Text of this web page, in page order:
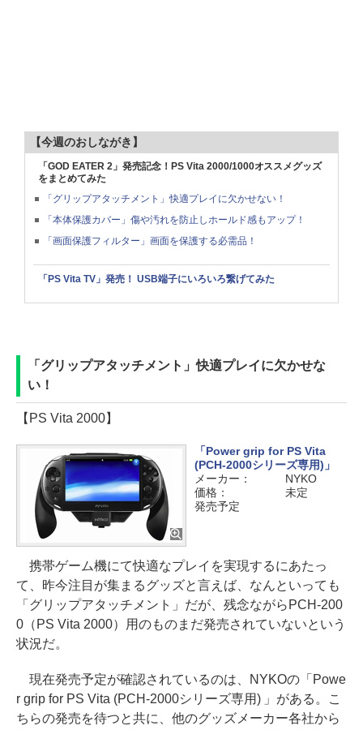
【今週のおしながき】
「GOD EATER 2」発売記念！PS Vita 2000/1000オススメグッズ
をまとめてみた
「グリップアタッチメント」快適プレイに欠かせない！
「本体保護カバー」傷や汚れを防止しホールド感もアップ！
「画面保護フィルター」画面を保護する必需品！
「PS Vita TV」発売！ USB端子にいろいろ繋げてみた
「グリップアタッチメント」快適プレイに欠かせな
い！
【PS Vita 2000】
「Power grip for PS Vita
(PCH-2000シリーズ専用)」
メーカー：
NYKO
価格：
未定
発売予定
携帯ゲーム機にて快適なプレイを実現するにあたっ
て、昨今注目が集まるグッズと言えば、なんといっても
「グリップアタッチメント」だが、残念ながらPCH-200
0（PS Vita 2000）用のものまだ発売されていないという
状況だ。
現在発売予定が確認されているのは、NYKOの「Powe
r grip for PS Vita (PCH-2000シリーズ専用) 」がある。こ
ちらの発売を待つと共に、他のグッズメーカー各社から